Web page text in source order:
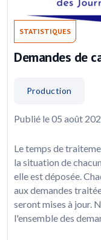
STATISTIQUES
Demandes de
Production
Publié le 05 août
Le temps de
la situation de
elle est déposée.
aux demandes
seront mises à jour.
l'ensemble des